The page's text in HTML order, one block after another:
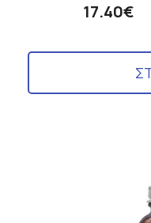
17.40€